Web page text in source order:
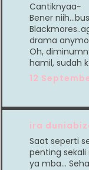
Cantiknyaa~
Bener
drama
Oh,
hamil, sudah
12
ira
Saat seperti
penting
ya mba...